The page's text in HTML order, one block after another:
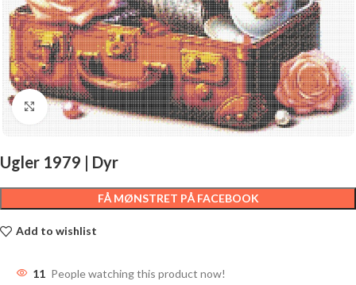
Click to enlarge
Ugler 1979 | Dyr
FÅ MØNSTRET PÅ FACEBOOK
Add to wishlist
11 People watching this product now!